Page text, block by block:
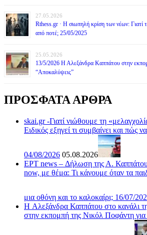
27.05.2026
Rthess.gr · Η σιωπηλή κρίση των νέων: Γιατί
από ποτέ; 25/05/2025
25.05.2026
13/5/2026 Η Αλεξάνδρα Καππάτου στην
“Αποκαλύψεις”
ΠΡΟΣΦΑΤΑ ΑΡΘΡΑ
skai.gr -Γιατί νιώθουμε τη
Ειδικός εξηγεί τι συμβαίνει και πώς
04/08/2026 05.08.2026
ΕΡΤ news – Δήλωση της Α.
now, με θέμα: Τι κάνουμε όταν τα
μια οθόνη και το καλοκαίρι; 16/07/
H Αλεξάνδρα Καππάτου στο κανάλι
στην εκπομπή της Νικόλ Ποφάντη για